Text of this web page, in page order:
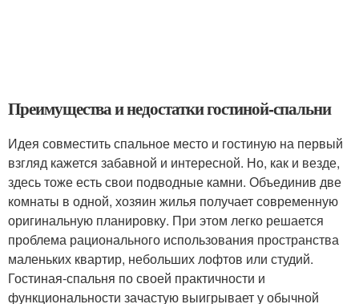
Преимущества и недостатки гостиной-спальни
Идея совместить спальное место и гостиную на первый
взгляд кажется забавной и интересной. Но, как и везде,
здесь тоже есть свои подводные камни. Объединив две
комнаты в одной, хозяин жилья получает современную
оригинальную планировку. При этом легко решается
проблема рационального использования пространства
маленьких квартир, небольших лофтов или студий.
Гостиная-спальня по своей практичности и
функциональности зачастую выигрывает у обычной